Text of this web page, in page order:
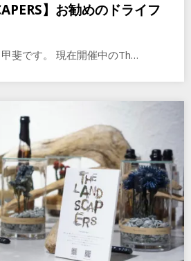
】お勧めのドライフ
斐です。 現在開催中のTh…